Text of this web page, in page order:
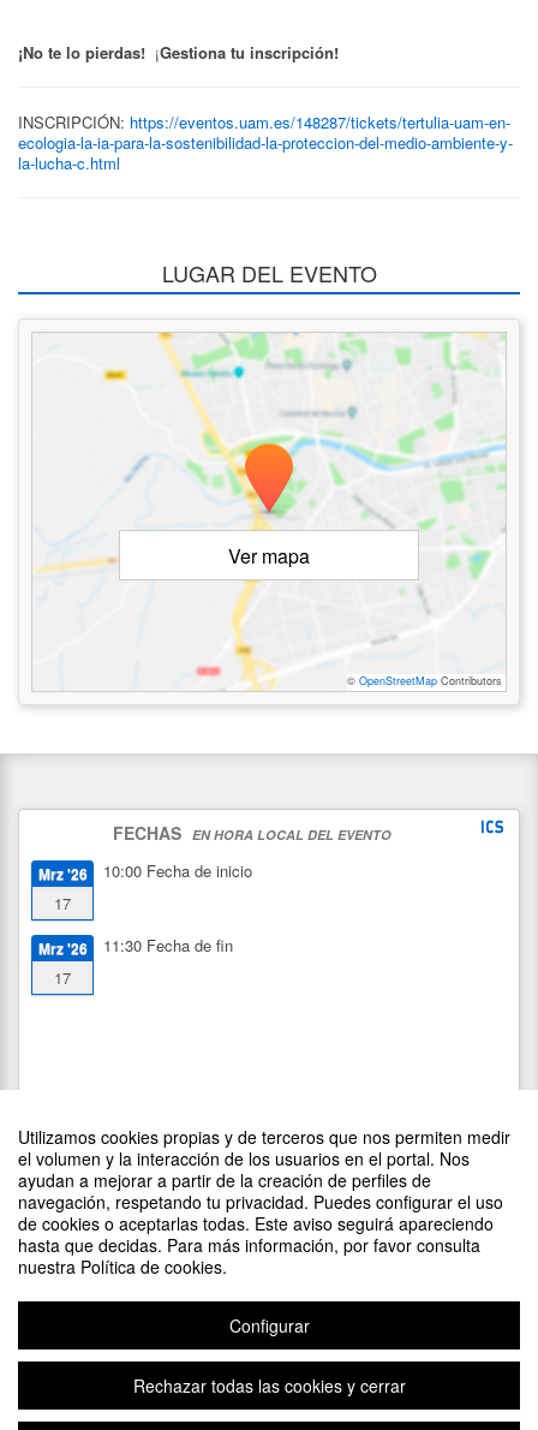
Utilizamos cookies propias y de terceros que nos permiten medir
el volumen y la interacción de los usuarios en el portal. Nos
ayudan a mejorar a partir de la creación de perfiles de
navegación, respetando tu privacidad. Puedes configurar el uso
de cookies o aceptarlas todas. Este aviso seguirá apareciendo
hasta que decidas. Para más información, por favor consulta
nuestra Política de cookies.
Configurar
Rechazar todas las cookies y cerrar
¡No te lo pierdas! ¡Gestiona tu inscripción!
INSCRIPCIÓN: https://eventos.uam.es/148287/tickets/tertulia-uam-en-
ecologia-la-ia-para-la-sostenibilidad-la-proteccion-del-medio-ambiente-y-
la-lucha-c.html
LUGAR DEL EVENTO
Ver mapa
© OpenStreetMap Contributors
FECHAS EN HORA LOCAL DEL EVENTO
Mrz '26
17
10:00 Fecha de inicio
Mrz '26
17
11:30 Fecha de fin
DIFUNDE TU EVENTO PONIENDO EL SIGUIENTE CÓDIGO
EN TU SITIO